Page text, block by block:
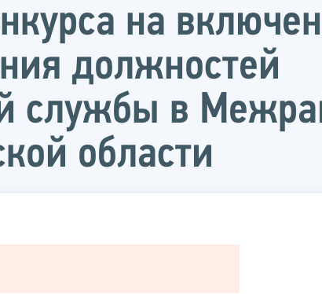
на
должностей
службы в
области